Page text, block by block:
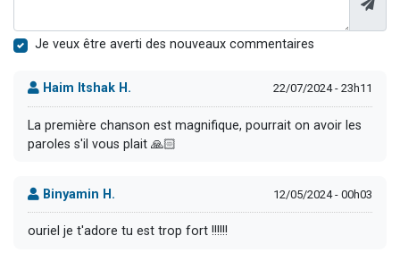
Je veux être averti des nouveaux commentaires
Haim Itshak H. 22/07/2024 - 23h11
La première chanson est magnifique, pourrait on avoir les
paroles s'il vous plait 🙏🏻
Binyamin H. 12/05/2024 - 00h03
ouriel je t'adore tu est trop fort !!!!!!